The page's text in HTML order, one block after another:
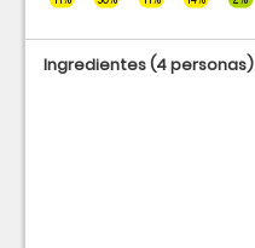
Ingredientes(4 personas)